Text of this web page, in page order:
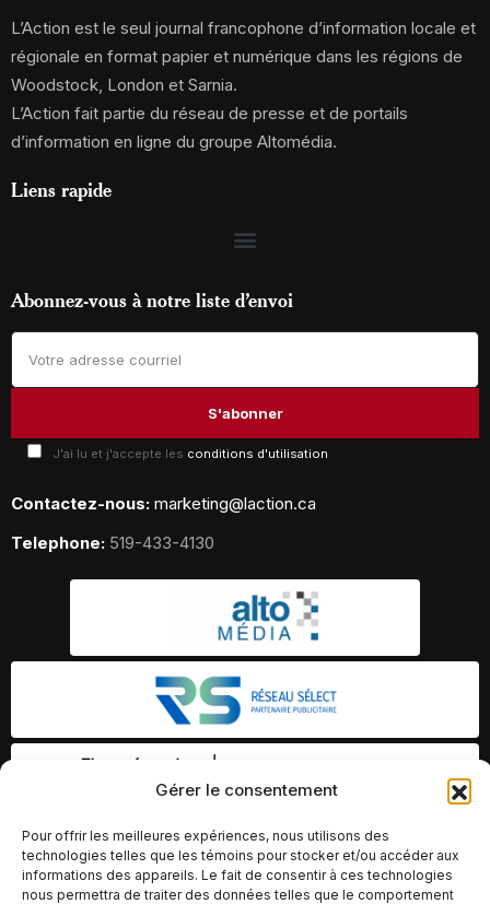
Gérer le consentement
Pour offrir les meilleures expériences, nous utilisons des
technologies telles que les témoins pour stocker et/ou accéder aux
informations des appareils. Le fait de consentir à ces technologies
nous permettra de traiter des données telles que le comportement
L’Action est le seul journal francophone d’information locale et
régionale en format papier et numérique dans les régions de
Woodstock, London et Sarnia.
L’Action fait partie du réseau de presse et de portails
d’information en ligne du groupe Altomédia.
Liens rapide
Abonnez-vous à notre liste d’envoi
J'ai lu et j'accepte les conditions d'utilisation
Contactez-nous: marketing@laction.ca
Telephone: 519-433-4130